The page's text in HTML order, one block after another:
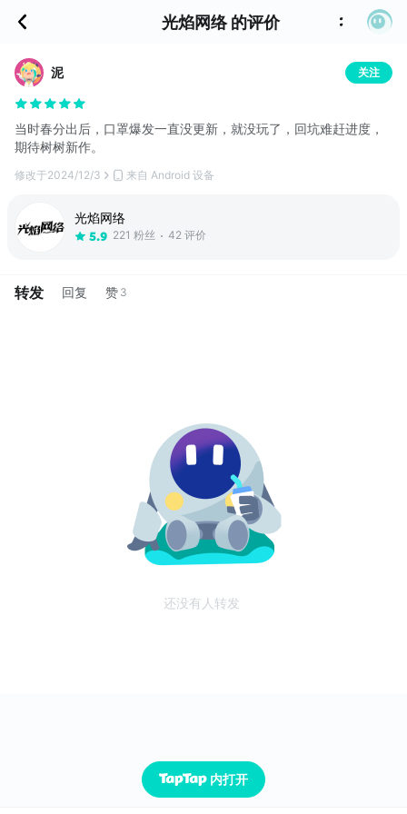
光焰网络 的评价
泥 关注
当时春分出后，口罩爆发一直没更新，就没玩了，回坑难赶进度，
期待树树新作。
修改于2024/12/3 来自 Android 设备
光焰网络
5.9 221 粉丝 42 评价
转发 回复 赞 3
还没有人转发
内打开